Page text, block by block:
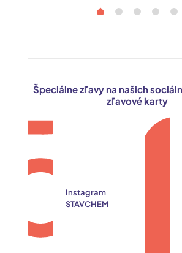
Špeciálne zľavy na našich
zľavové karty
Instagram
STAVCHEM